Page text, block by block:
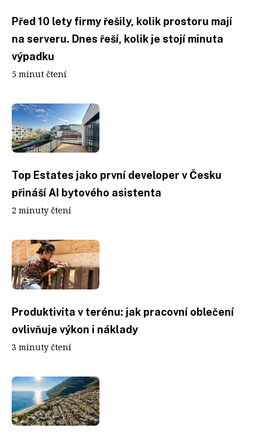
Před 10 lety firmy řešily, kolik prostoru mají
na serveru. Dnes řeší, kolik je stojí minuta
výpadku
5 minut čtení
Top Estates jako první developer v Česku
přináší AI bytového asistenta
2 minuty čtení
Produktivita v terénu: jak pracovní oblečení
ovlivňuje výkon i náklady
3 minuty čtení